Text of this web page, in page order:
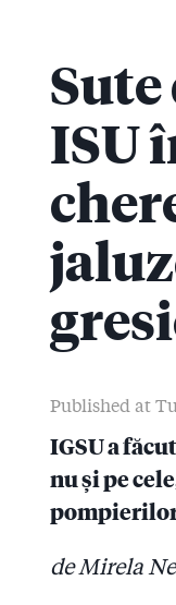
ISU
Published at
IGSU a
nu și pe
de Mirela